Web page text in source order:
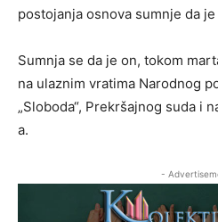
postojanja osnova sumnje da
Sumnja se da je on, tokom
na ulaznim vratima Narodnog
„Sloboda“, Prekršajnog suda i
a.
-